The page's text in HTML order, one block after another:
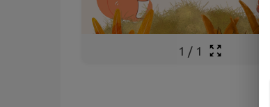
1 / 1